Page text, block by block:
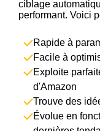
ciblage
performant. Voici
Rapide à
Facile à
Exploite
d'Amazon
Trouve des
Évolue en